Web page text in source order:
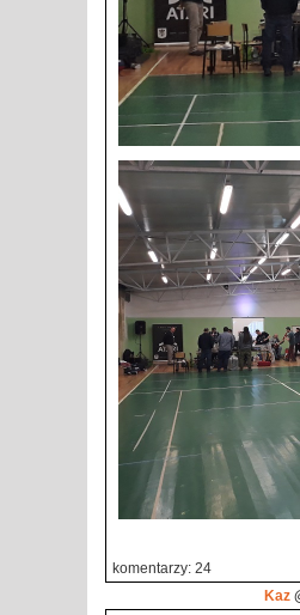
komentarzy: 24
Kaz